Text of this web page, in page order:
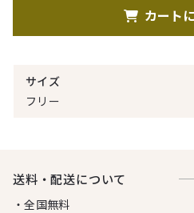
カート
サイズ
フリー
送料・配送について
・全国無料